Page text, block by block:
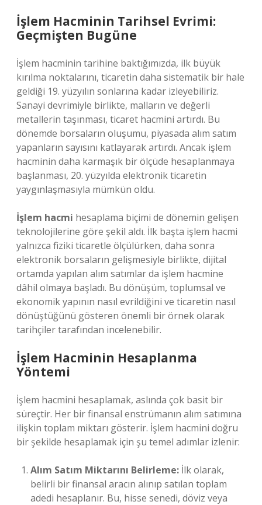
İşlem Hacminin Tarihsel Evrimi:
Geçmişten Bugüne
İşlem hacminin tarihine baktığımızda, ilk büyük
kırılma noktalarını, ticaretin daha sistematik bir hale
geldiği 19. yüzyılın sonlarına kadar izleyebiliriz.
Sanayi devrimiyle birlikte, malların ve değerli
metallerin taşınması, ticaret hacmini artırdı. Bu
dönemde borsaların oluşumu, piyasada alım satım
yapanların sayısını katlayarak artırdı. Ancak işlem
hacminin daha karmaşık bir ölçüde hesaplanmaya
başlanması, 20. yüzyılda elektronik ticaretin
yaygınlaşmasıyla mümkün oldu.
İşlem hacmi hesaplama biçimi de dönemin gelişen
teknolojilerine göre şekil aldı. İlk başta işlem hacmi
yalnızca fiziki ticaretle ölçülürken, daha sonra
elektronik borsaların gelişmesiyle birlikte, dijital
ortamda yapılan alım satımlar da işlem hacmine
dâhil olmaya başladı. Bu dönüşüm, toplumsal ve
ekonomik yapının nasıl evrildiğini ve ticaretin nasıl
dönüştüğünü gösteren önemli bir örnek olarak
tarihçiler tarafından incelenebilir.
İşlem Hacminin Hesaplanma
Yöntemi
İşlem hacmini hesaplamak, aslında çok basit bir
süreçtir. Her bir finansal enstrümanın alım satımına
ilişkin toplam miktarı gösterir. İşlem hacmini doğru
bir şekilde hesaplamak için şu temel adımlar izlenir:
Alım Satım Miktarını Belirleme: İlk olarak,
belirli bir finansal aracın alınıp satılan toplam
adedi hesaplanır. Bu, hisse senedi, döviz veya